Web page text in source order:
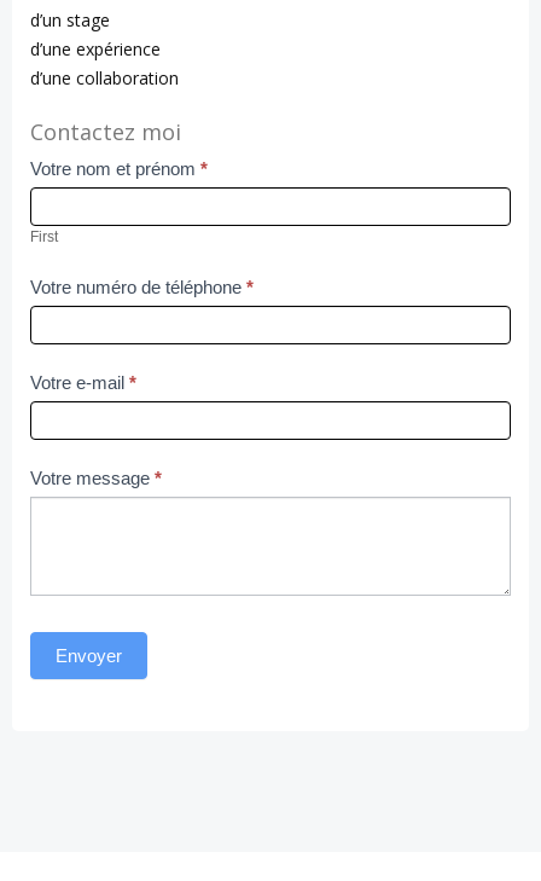
d’un stage
d’une expérience
d’une collaboration
Contactez moi
Contact
Votre nom et prénom *
First
Votre numéro de téléphone *
Votre e-mail *
Votre message *
Envoyer